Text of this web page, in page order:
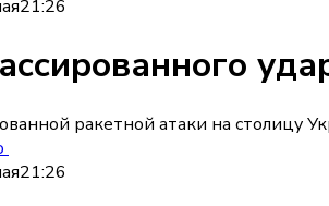
21:26
ракетной атаки на столицу
21:26